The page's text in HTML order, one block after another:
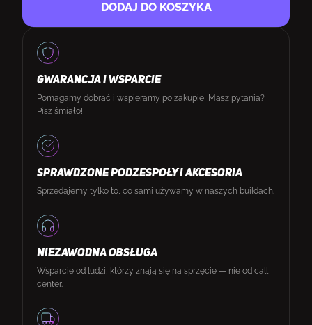
DODAJ DO KOSZYKA
GWARANCJA I WSPARCIE
Pomagamy dobrać i wspieramy po zakupie! Masz pytania?
Pisz śmiało!
SPRAWDZONE PODZESPOŁY I AKCESORIA
Sprzedajemy tylko to, co sami używamy w naszych buildach.
NIEZAWODNA OBSŁUGA
Wsparcie od ludzi, którzy znają się na sprzęcie — nie od call
center.